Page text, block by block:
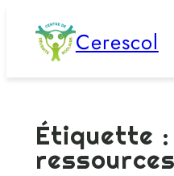
Aller
Cerescol
Étiquette :